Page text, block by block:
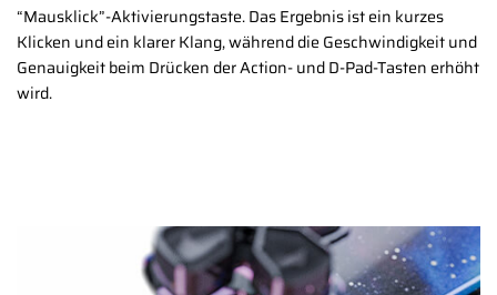
“Mausklick”-Aktivierungstaste. Das Ergebnis ist ein kurzes
Klicken und ein klarer Klang, während die Geschwindigkeit und
Genauigkeit beim Drücken der Action- und D-Pad-Tasten erhöht
wird.